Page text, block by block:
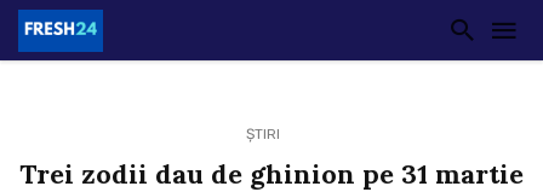
ȘTIRI
Trei zodii dau de ghinion pe 31 martie